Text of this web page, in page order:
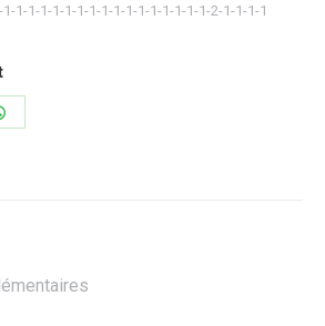
1-1-1-1-1-1-1-1-1-1-1-1-1-1-1-1-2-1-1-1-1